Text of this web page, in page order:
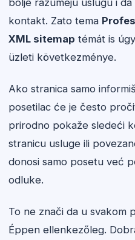
bolje razumeju uslugu i
kontakt. Zato tema
XML sitemap témát is
üzleti következménye.
Ako stranica samo
posetilac će je često
prirodno pokaže sledeći
stranicu usluge ili
donosi samo posetu već
odluke.
To ne znači da u svakom
Éppen ellenkezőleg.